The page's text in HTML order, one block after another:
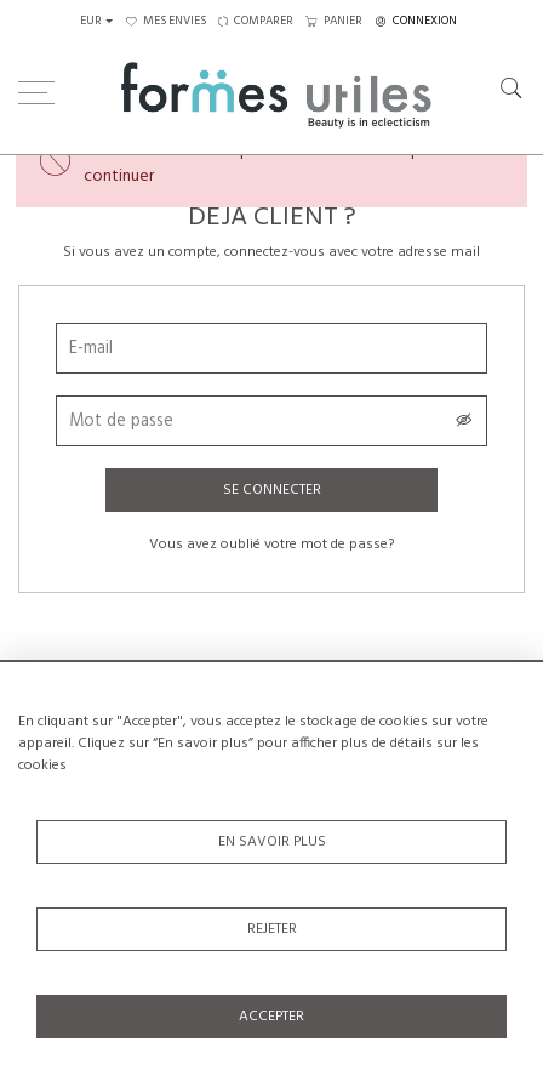
En cliquant sur "Accepter", vous acceptez le stockage de cookies sur votre
appareil. Cliquez sur “En savoir plus” pour afficher plus de détails sur les
cookies
EN SAVOIR PLUS
REJETER
ACCEPTER
EUR MES ENVIES COMPARER PANIER CONNEXION
Veuillez créer un compte ou vous connecter pour
continuer
DÉJÀ CLIENT ?
Si vous avez un compte, connectez-vous avec votre adresse mail
SE CONNECTER
Vous avez oublié votre mot de passe?
NOUVEAUX CLIENTS
La création d’un compte a de nombreux avantages: sauvegarder la liste de vos
CRÉER UN COMPTE